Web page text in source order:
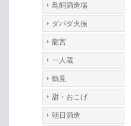
鳥飼酒造場
ダバダ火振
龍宮
一人蔵
鶴見
甜・おこげ
朝日酒造